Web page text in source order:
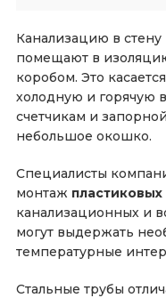
Канализацию в
помещают в
коробом. Это
холодную и горячую
счетчикам и
небольшое окошко.
Специалисты
монтаж
канализационных и
могут выдержать
температурные
Стальные трубы